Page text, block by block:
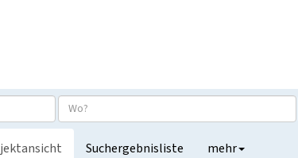
Suchergebnisliste mehr